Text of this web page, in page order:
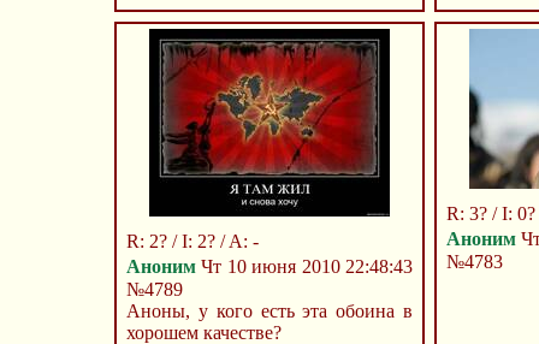
R: 2? / I: 2? / A: -
Аноним Чт 10 июня 2010 22:48:43
№4789
Аноны, у кого есть эта обоина в
хорошем качестве?
R: 3? / I:
Аноним
№4783